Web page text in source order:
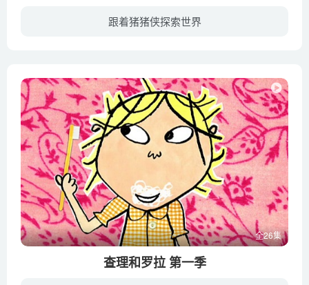
跟着猪猪侠探索世界
全26集
查理和罗拉 第一季